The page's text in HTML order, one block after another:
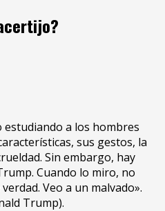
estudiando a los hombres
sus gestos, la
Sin embargo, hay
Cuando lo miro, no
Veo a un malvado».
Trump).